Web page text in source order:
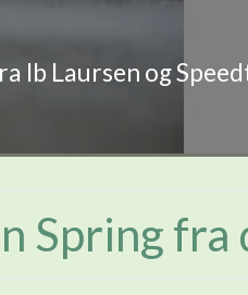
Ib Laursen og
Spring